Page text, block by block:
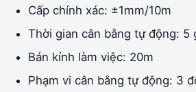
Cấp chính xác: ±1mm/10m
Thời gian cân bằng tự động: 5
Bán kính làm việc: 20m
Phạm vi cân bằng tự động: 3